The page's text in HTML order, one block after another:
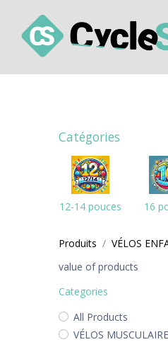
Catégories
12-14 pouces 16
Produits VÉLOS
value of products
Categories
All Products
VÉLOS